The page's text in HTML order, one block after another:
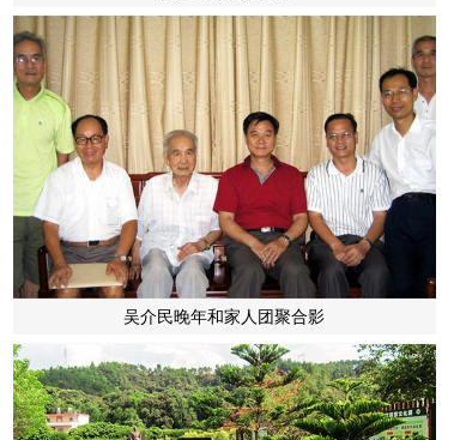
吴介民晚年和家人团聚合影